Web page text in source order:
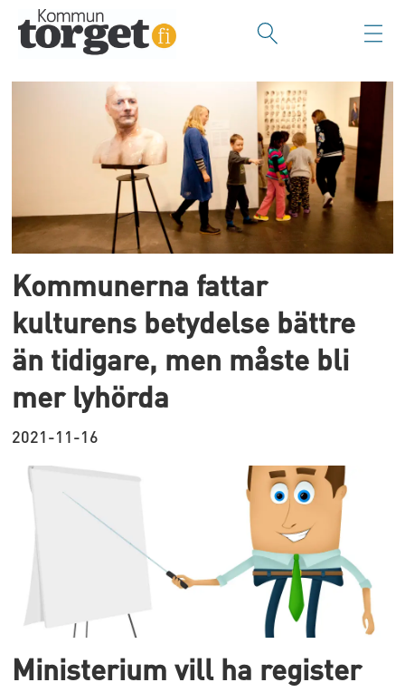
undervisnings-
kulturministeriet
Kommunerna fattar
kulturens betydelse bättre
än tidigare, men måste bli
mer lyhörda
2021-11-16
Ministerium vill ha register